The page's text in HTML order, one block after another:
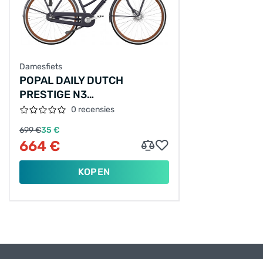
Damesfiets
POPAL DAILY DUTCH
PRESTIGE N3
28"/53/PETROL
0 recensies
699 €35 €
664 €
KOPEN